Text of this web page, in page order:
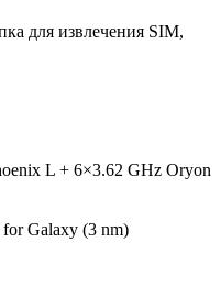
для извлечения SIM,
L + 6×3.62 GHz Oryon
for Galaxy (3 nm)